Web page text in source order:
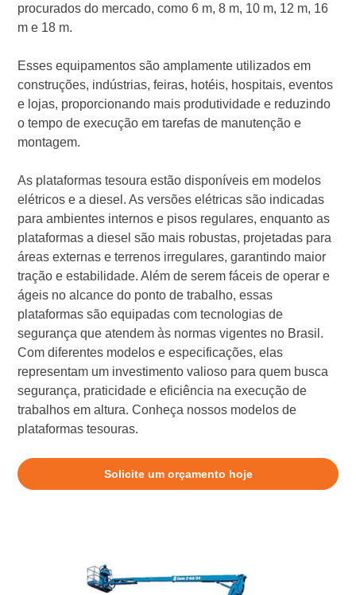
procurados do mercado, como 6 m, 8 m, 10 m, 12 m, 16
m e 18 m.
Esses equipamentos são amplamente utilizados em
construções, indústrias, feiras, hotéis, hospitais, eventos
e lojas, proporcionando mais produtividade e reduzindo
o tempo de execução em tarefas de manutenção e
montagem.
As plataformas tesoura estão disponíveis em modelos
elétricos e a diesel. As versões elétricas são indicadas
para ambientes internos e pisos regulares, enquanto as
plataformas a diesel são mais robustas, projetadas para
áreas externas e terrenos irregulares, garantindo maior
tração e estabilidade. Além de serem fáceis de operar e
ágeis no alcance do ponto de trabalho, essas
plataformas são equipadas com tecnologias de
segurança que atendem às normas vigentes no Brasil.
Com diferentes modelos e especificações, elas
representam um investimento valioso para quem busca
segurança, praticidade e eficiência na execução de
trabalhos em altura. Conheça nossos modelos de
plataformas tesouras.
Solicite um orçamento hoje